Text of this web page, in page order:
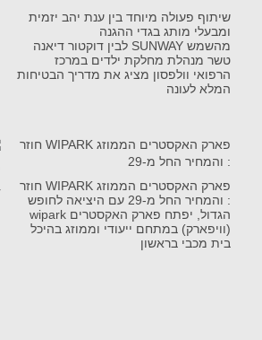
שיתוף פעולה מיוחד בין ענת יהב יזמית
ומבעלי מותג בגדי ההגנה
מהשמש SUNWAY לבין דוקטור דיאנה
טשר מנהלת מחלקת ילדים במרכז
הרפואי וולפסון מציג את מדריך הבטיחות
המלא לעונה
פארק האקסטרים הממוזג WIPARK חוזר
: והמחיר החל מ-29
פארק האקסטרים הממוזג WIPARK חוזר
: והמחיר החל מ-29 עם היציאה לחופש
הגדול, יפתח פארק האקסטרים wipark
(וויפארק) במתחם ייעודי וממוזג בהיכל
בית מכבי בראשון